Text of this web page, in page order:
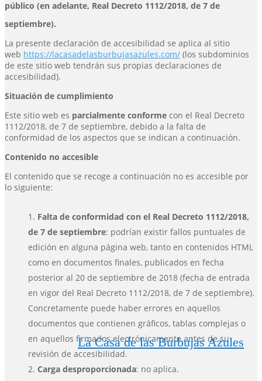
La Casa de las Burbujas Azules
público (en adelante, Real Decreto 1112/2018, de 7 de
septiembre).
La presente declaración de accesibilidad se aplica al sitio
web https://lacasadelasburbujasazules.com/ (los subdominios
de este sitio web tendrán sus propias declaraciones de
accesibilidad).
Situación de cumplimiento
Este sitio web es parcialmente conforme con el Real Decreto
1112/2018, de 7 de septiembre, debido a la falta de
conformidad de los aspectos que se indican a continuación.
Contenido no accesible
El contenido que se recoge a continuación no es accesible por
lo siguiente:
Falta de conformidad con el Real Decreto 1112/2018,
de 7 de septiembre: podrían existir fallos puntuales de
edición en alguna página web, tanto en contenidos HTML
como en documentos finales, publicados en fecha
posterior al 20 de septiembre de 2018 (fecha de entrada
en vigor del Real Decreto 1112/2018, de 7 de septiembre).
Concretamente puede haber errores en aquellos
documentos que contienen gráficos, tablas complejas o
en aquellos firmados electrónicamente antes de su
revisión de accesibilidad.
Carga desproporcionada: no aplica.